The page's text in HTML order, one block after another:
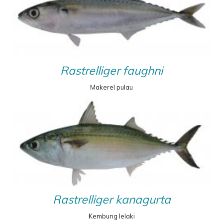
25–31 penyapu insang pada lengkungan insang
pertama; permukaan perut hati berlurik, lobus
kira-kira sama panjangnya(Gbr. 10e)
gelembung renang
Rastrelliger faughni
Makerel pulau
Rastrelliger kanagurta
Kembung lelaki